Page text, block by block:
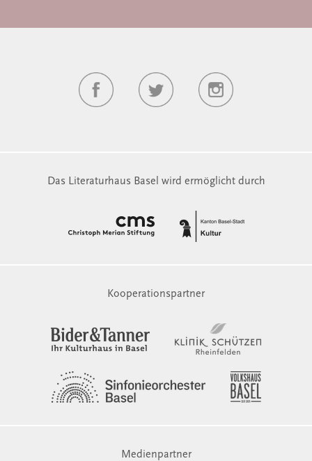
Das Literaturhaus Basel wird ermöglicht durch
Kooperationspartner
Medienpartner